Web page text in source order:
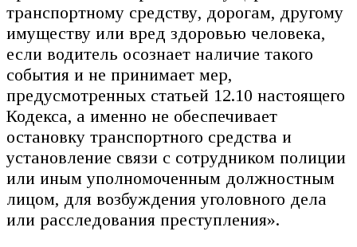
транспортному средству, дорогам, другому
имуществу или вред здоровью человека,
если водитель осознает наличие такого
события и не принимает мер,
предусмотренных статьей 12.10 настоящего
Кодекса, а именно не обеспечивает
остановку транспортного средства и
установление связи с сотрудником полиции
или иным уполномоченным должностным
лицом, для возбуждения уголовного дела
или расследования преступления».